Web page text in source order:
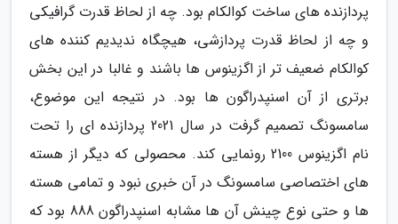
پردازنده های ساخت کوالکام بود. چه از لحاظ قدرت گرافیکی
و چه از لحاظ قدرت پردازشی، هیچگاه ندیدیم کننده های
کوالکام ضعیف تر از اگزینوس ها باشند و غالبا در این بخش
برتری از آن اسنپدراگون ها بود. در نتیجه این موضوع،
سامسونگ تصمیم گرفت در سال 2021 پردازنده ای را تحت
نام اگزینوس 2100 رونمایی کند. محصولی که دیگر از هسته
های اختصاصی سامسونگ در آن خبری نبود و تمامی هسته
ها و حتی نوع چینش آن ها مشابه اسنپدراگون 888 بود که